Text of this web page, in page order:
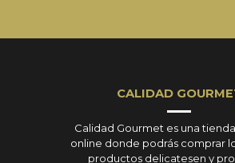
CALIDAD
Calidad Gourmet es una
online donde podrás comprar
productos delicatesen y